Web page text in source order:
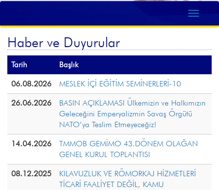
Haber ve Duyurular
Tarih Başlık
06.08.2026 MESLEK İÇİ EĞİTİM SEMİNERLERİ-10
26.06.2026
BASIN AÇIKLAMASI Ülkemizin ve Halkımızın
Geleceğini Emperyalizmin Savaş Örgütü
NATO’ya Teslim Etmeyeceğiz!
14.04.2026
TMMOB GEMİMO 43.DÖNEM OLAĞAN
GENEL KURUL TOPLANTISI
08.12.2025
KILAVUZLUK VE RÖMORKAJ HİZMETLERİ
TİCARİ FAALİYET DEĞİL, KAMU